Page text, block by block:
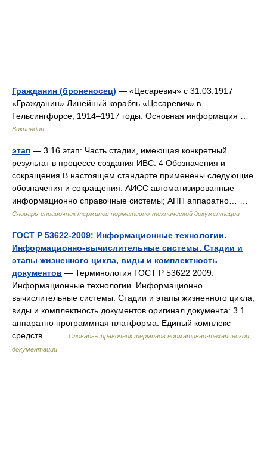
Гражданин (броненосец) — «Цесаревич» c 31.03.1917
«Гражданин» Линейный корабль «Цесаревич» в
Гельсингфорсе, 1914–1917 годы. Основная информация …
Википедия
этап — 3.16 этап: Часть стадии, имеющая конкретный
результат в процессе создания ИВС. 4 Обозначения и
сокращения В настоящем стандарте применены следующие
обозначения и сокращения: АИСС автоматизированные
информационно справочные системы; АПП аппаратно… …
Словарь-справочник терминов нормативно-технической документации
ГОСТ Р 53622-2009: Информационные технологии.
Информационно-вычислительные системы. Стадии и
этапы жизненного цикла, виды и комплектность
документов — Терминология ГОСТ Р 53622 2009:
Информационные технологии. Информационно
вычислительные системы. Стадии и этапы жизненного цикла,
виды и комплектность документов оригинал документа: 3.1
аппаратно программная платформа: Единый комплекс
средств… …
Словарь-справочник терминов нормативно-технической
документации